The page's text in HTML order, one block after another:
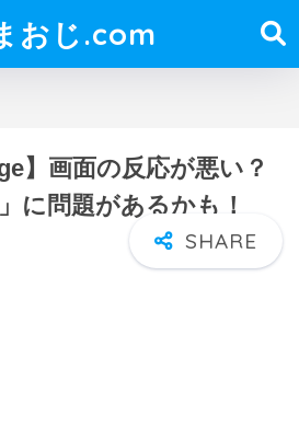
おじ.com
】画面の反応が悪い？
に問題があるかも！